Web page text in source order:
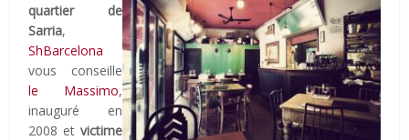
quartier de
Sarria,
ShBarcelona
vous conseille
le Massimo,
inauguré en
2008 et victime